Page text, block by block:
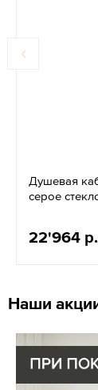
Душевая
серое
22'964 р.
Наши